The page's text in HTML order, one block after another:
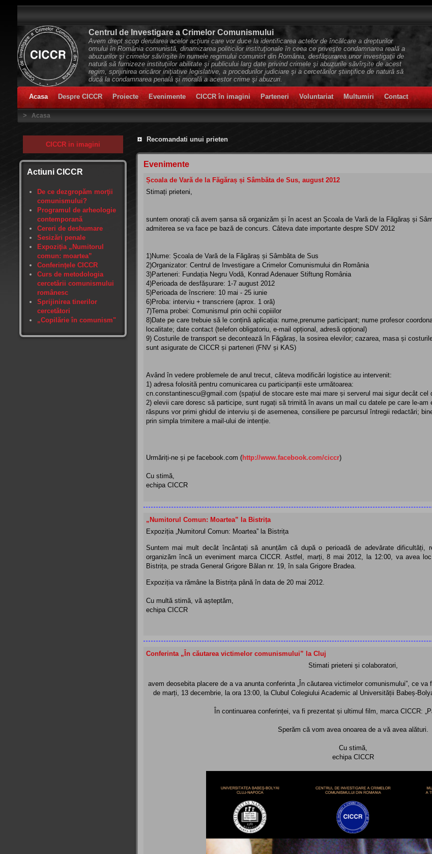
Centrul de Investigare a Crimelor Comunismului
Avem drept scop derularea acelor acţiuni care vor duce la identificarea actelor de încălcare a drepturilor
omului în România comunistă, dinamizarea politicilor instituţionale în ceea ce priveşte condamnarea reală a
abuzurilor şi crimelor săvîrşite în numele regimului comunist din România, desfăşurarea unor investigaţii de
natură să furnizeze instituţiilor abilitate şi publicului larg date privind crimele şi abuzurile săvîrşite de acest
regim, sprijinirea oricăror iniţiative legislative, a procedurilor judiciare şi a cercetărilor ştiinţifice de natură să
ducă la condamnarea penală şi morală a acestor crime şi abuzuri.
Acasa Despre CICCR Proiecte Evenimente CICCR în imagini Parteneri Voluntariat Multumiri Contact
> Acasa
CICCR in imagini
Actiuni CICCR
De ce dezgropăm morţii
comunismului?
Programul de arheologie
contemporană
Cereri de deshumare
Sesizări penale
Expoziţia „Numitorul
comun: moartea”
Conferinţele CICCR
Curs de metodologia
cercetării comunismului
românesc
Sprijinirea tinerilor
cercetători
„Copilărie în comunism"
Recomandati unui prieten
Evenimente
Școala de Vară de la Făgăraș și Sâmbăta de Sus, august 2012
Stimați prieteni,
suntem onorați că avem șansa să organizăm și în acest an Școala de Vară de la Făgăraș și
admiterea se va face pe bază de concurs. Câteva date importante despre SDV 2012
1)Nume: Școala de Vară de la Făgăraș și Sâmbăta de Sus
2)Organizator: Centrul de Investigare a Crimelor Comunismului din România
3)Parteneri: Fundația Negru Vodă, Konrad Adenauer Stiftung România
4)Perioada de desfășurare: 1-7 august 2012
5)Perioada de înscriere: 10 mai - 25 iunie
6)Proba: interviu + transcriere (aprox. 1 oră)
7)Tema probei: Comunismul prin ochii copiiilor
8)Date pe care trebuie să le conțină aplicația: nume,prenume participant; nume profesor
localitate; date contact (telefon obligatoriu, e-mail opțional, adresă opțional)
9) Costurile de transport se decontează în Făgăraș, la sosirea elevilor; cazarea, masa și
sunt asigurate de CICCR și parteneri (FNV și KAS)
Având în vedere problemele de anul trecut, câteva modificări logistice au intervenit:
1) adresa folosită pentru comunicarea cu participanții este următoarea:
cn.constantinescu@gmail.com (spațiul de stocare este mai mare și serverul mai sigur decât cel
2) elevii care doresc să participe, sunt rugați să trimită în avans un mail cu datele pe care le-am
răspuns vor primi ghidul de interviu și de asemenea, consiliere pe parcursul întregii redactări;
prin simpla trimitere a mail-ului de intenție.
Urmăriți-ne și pe facebook.com (http://www.facebook.com/ciccr)
Cu stimă,
echipa CICCR
„Numitorul Comun: Moartea” la Bistrița
Expoziția „Numitorul Comun: Moartea” la Bistrița
Suntem mai mult decât încântați să anunțăm că după o perioadă de adevărate
organizăm încă un eveniment marca CICCR. Astfel, marți, 8 mai 2012, la 12:00, va avea
Bistrița, pe strada General Grigore Bălan nr. 19, în sala Grigore Bradea.
Expoziția va rămâne la Bistrița până în data de 20 mai 2012.
Cu multă stimă, vă așteptăm,
echipa CICCR
Conferinta „În căutarea victimelor comunismului” la Cluj
Stimati prieteni și colaboratori,
avem deosebita placere de a va anunta conferinta „În căutarea victimelor comunismului”, ce
de marți, 13 decembrie, la ora 13:00, la Clubul Colegiului Academic al Universității Babeș-
În continuarea conferinței, va fi prezentat și ultimul film, marca CICCR:
Sperăm că vom avea onoarea de a vă avea alături.
Cu stimă,
echipa CICCR